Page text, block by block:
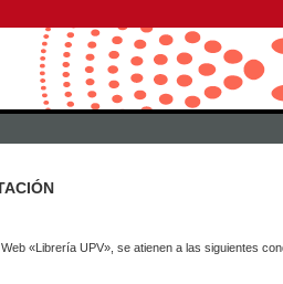
«Librería UPV», se atienen a las siguientes